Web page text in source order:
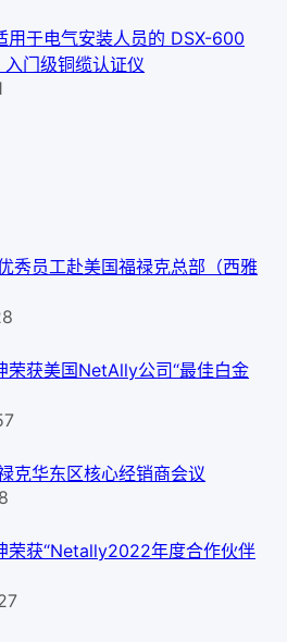
用于电气安装人员的 DSX-600
门级铜缆认证仪
秀员工赴美国福禄克总部（西雅
荣获美国NetAlly公司“最佳白金
克华东区核心经销商会议
荣获“Netally2022年度合作伙伴